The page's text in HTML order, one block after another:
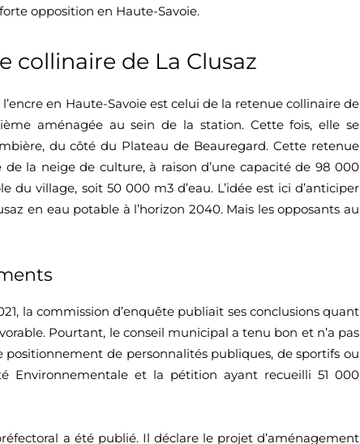
opposition en Haute-Savoie.
collinaire de La Clusaz
en Haute-Savoie est celui de la retenue collinaire de
aménagée au sein de la station. Cette fois, elle se
du côté du Plateau de Beauregard. Cette retenue
de la neige de culture, à raison d’une capacité de 98 000
du village, soit 50 000 m3 d’eau. L’idée est ici d’anticiper
en eau potable à l’horizon 2040. Mais les opposants au
la commission d’enquête publiait ses conclusions quant
Pourtant, le conseil municipal a tenu bon et n’a pas
positionnement de personnalités publiques, de sportifs ou
Environnementale et la pétition ayant recueilli 51 000
a été publié. Il déclare le projet d’aménagement